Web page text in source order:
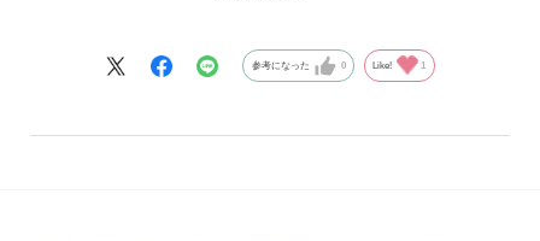
甲側に薄手のクッション材が入っているためジャミング
別売のジャムグローブを所持する必要もない。
参考になった 0 Like! 1